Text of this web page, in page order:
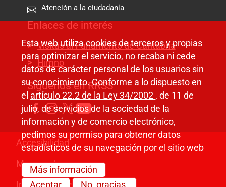
Atención a la ciudadanía
Enlaces de interés
Visitas al Parlamento de Cantabria
Himno
Síguenos en RRSS
Pie de página
Accesibilidad
Mapa web
Información legal
Esta web utiliza cookies de terceros y propias
para optimizar el servicio, no recaba ni cede
datos de carácter personal de los usuarios sin
su conocimiento. Conforme a lo dispuesto en
el artículo 22.2 de la Ley 34/2002 , de 11 de
julio, de servicios de la sociedad de la
información y de comercio electrónico,
pedimos su permiso para obtener datos
estadísticos de su navegación por el sitio web
Más información
Aceptar
No, gracias.